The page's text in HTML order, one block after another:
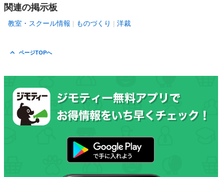
関連の掲示板
教室・スクール情報 ものづくり 洋裁
ページTOPへ